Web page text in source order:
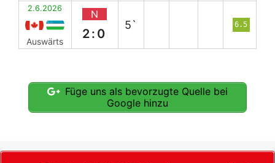
2.6.2026
Auswärts
N
2:0
5` 6.5
Füge uns als bevorzugte Quelle bei
Google hinzu